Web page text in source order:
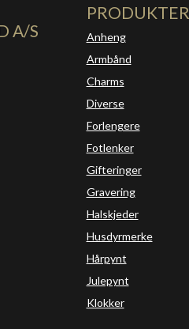
A/S
PRODUKTER
Anheng
Armbånd
Charms
Diverse
Forlengere
Fotlenker
Gifteringer
Gravering
Halskjeder
Husdyrmerke
Hårpynt
Julepynt
Klokker